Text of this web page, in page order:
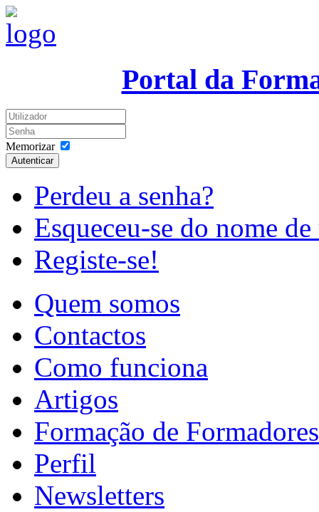
Portal da
Memorizar
Autenticar
Perdeu a senha?
Esqueceu-se do nome
Registe-se!
Quem somos
Contactos
Como funciona
Artigos
Formação de Formadores
Perfil
Newsletters